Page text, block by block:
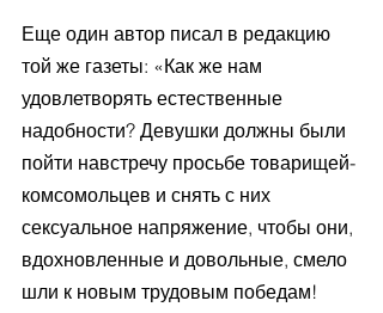
Еще один автор писал в редакцию
той же газеты: «Как же нам
удовлетворять естественные
надобности? Девушки должны были
пойти навстречу просьбе товарищей-
комсомольцев и снять с них
сексуальное напряжение, чтобы они,
вдохновленные и довольные, смело
шли к новым трудовым победам!